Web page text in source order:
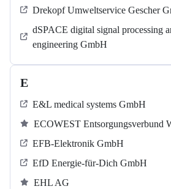
Drekopf Umweltservice Gescher
dSPACE digital signal processing
engineering GmbH
E
E&L medical systems GmbH
ECOWEST Entsorgungsverbund
EFB-Elektronik GmbH
EfD Energie-für-Dich GmbH
EHL AG